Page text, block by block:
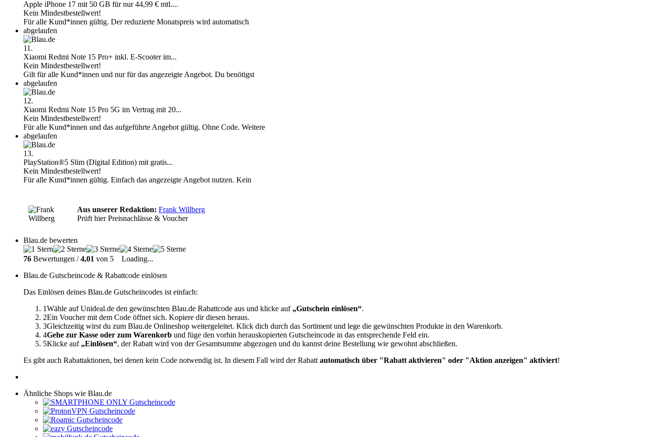
Apple iPhone 17 mit 50 GB für nur 44,99 € mtl....
Kein Mindestbestellwert!
Für alle Kund*innen gültig. Der reduzierte Monatspreis wird automatisch
abgelaufen
11.
Xiaomi Redmi Note 15 Pro+ inkl. E-Scooter im...
Kein Mindestbestellwert!
Gilt für alle Kund*innen und nur für das angezeigte Angebot. Du benötigst
abgelaufen
12.
Xiaomi Redmi Note 15 Pro 5G im Vertrag mit 20...
Kein Mindestbestellwert!
Für alle Kund*innen und das aufgeführte Angebot gültig. Ohne Code. Weitere
abgelaufen
13.
PlayStation®5 Slim (Digital Edition) mit gratis...
Kein Mindestbestellwert!
Für alle Kund*innen gültig. Einfach das angezeigte Angebot nutzen. Kein
Aus unserer Redaktion: Frank Willberg
Prüft hier Preisnachlässe & Voucher
Blau.de bewerten
76 Bewertungen /4,01 von 5
Loading...
Blau.de Gutscheincode & Rabattcode einlösen
Das Einlösen deines Blau.de Gutscheincodes ist einfach:
1Wähle auf Unideal.de den gewünschten Blau.de Rabattcode aus und klicke auf „Gutschein einlösen“.
2Ein Voucher mit dem Code öffnet sich. Kopiere dir diesen heraus.
3Gleichzeitig wirst du zum Blau.de Onlineshop weitergeleitet. Klick dich durch das Sortiment und lege die gewünschten Produkte in den Warenkorb.
4Gehe zur Kasse oder zum Warenkorb und füge den vorhin herauskopierten Gutscheincode in das entsprechende Feld ein.
5Klicke auf „Einlösen“, der Rabatt wird von der Gesamtsumme abgezogen und du kannst deine Bestellung wie gewohnt abschließen.
Es gibt auch Rabattaktionen, bei denen kein Code notwendig ist. In diesem Fall wird der Rabatt automatisch über "Rabatt aktivieren" oder "Aktion anzeigen" aktiviert!
Ähnliche Shops wie Blau.de